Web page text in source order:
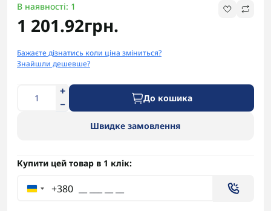
В наявності: 1
1 201.92грн.
Бажаєте дізнатись коли ціна зміниться?
Знайшли дешевше?
До кошика
Швидке замовлення
Купити цей товар в 1 клік:
+380